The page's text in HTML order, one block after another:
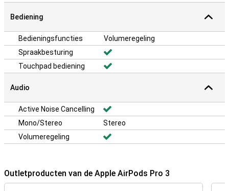
Bediening
Bedieningsfuncties
Volumeregeling
Spraakbesturing
Touchpad bediening
Audio
Active Noise Cancelling
Mono/Stereo
Stereo
Volumeregeling
Outletproducten van de Apple AirPods Pro 3